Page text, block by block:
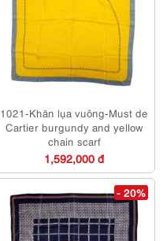
1021-Khăn lụa vuông-Must de
Cartier burgundy and yellow
chain scarf
1,592,000 đ
- 20%